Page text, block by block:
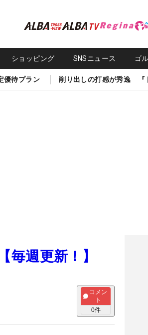
ショッピング SNSニュース ゴ
優待プラン 削り出しの打感が秀逸 『
週更新！】
コメン
ト
0件